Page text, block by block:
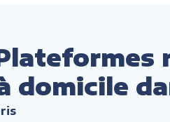
domicile